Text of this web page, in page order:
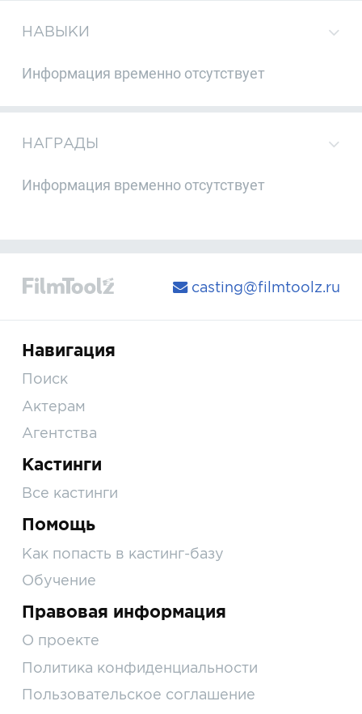
НАВЫКИ
Информация временно отсутствует
НАГРАДЫ
Информация временно отсутствует
casting@filmtoolz.ru
Навигация
Поиск
Актерам
Агентства
Кастинги
Все кастинги
Помощь
Как попасть в кастинг-базу
Обучение
Правовая информация
О проекте
Политика конфиденциальности
Пользовательское соглашение